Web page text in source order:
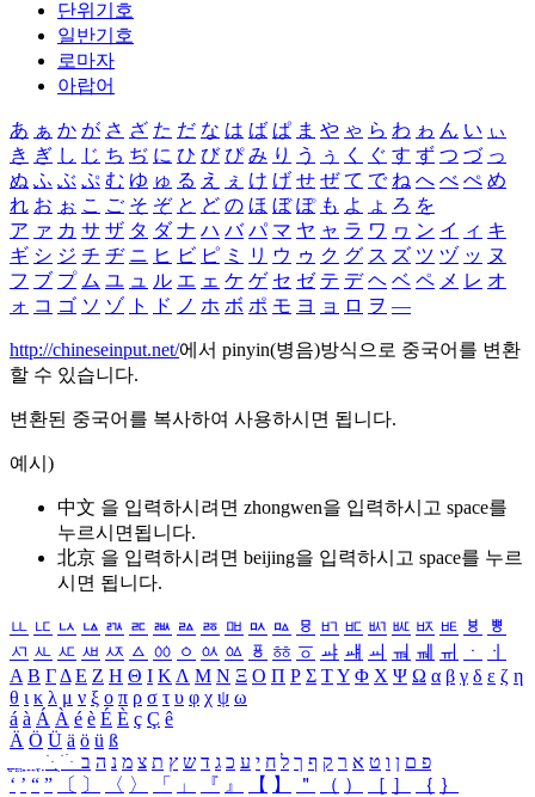
단위기호
일반기호
로마자
아랍어
あ ぁ か が さ ざ た だ な は ば ぱ ま や ゃ ら わ ゎ ん い ぃ
き ぎ し じ ち ぢ に ひ び ぴ み り う ぅ く ぐ す ず つ づ っ
ぬ ふ ぶ ぷ む ゆ ゅ る え ぇ け げ せ ぜ て で ね へ べ ぺ め
れ お ぉ こ ご そ ぞ と ど の ほ ぼ ぽ も よ ょ ろ を
ア ァ カ サ ザ タ ダ ナ ハ バ パ マ ヤ ャ ラ ワ ヮ ン イ ィ キ
ギ シ ジ チ ヂ ニ ヒ ビ ピ ミ リ ウ ゥ ク グ ス ズ ツ ヅ ッ ヌ
フ ブ プ ム ユ ュ ル エ ェ ケ ゲ セ ゼ テ デ ヘ ベ ペ メ レ オ
ォ コ ゴ ソ ゾ ト ド ノ ホ ボ ポ モ ヨ ョ ロ ヲ ―
http://chineseinput.net/에서 pinyin(병음)방식으로 중국어를 변환
할 수 있습니다.
변환된 중국어를 복사하여 사용하시면 됩니다.
예시)
中文 을 입력하시려면 zhongwen을 입력하시고 space를
누르시면됩니다.
北京 을 입력하시려면 beijing을 입력하시고 space를 누르
시면 됩니다.
ㅥ ㅦ ㅧ ㅨ ㅩ ㅪ ㅫ ㅬ ㅭ ㅮ ㅯ ㅰ ㅱ ㅲ ㅳ ㅴ ㅵ ㅶ ㅷ ㅸ
ㅹ
ㅺ ㅻ ㅼ ㅽ ㅾ ㅿ ㆀ ㆁ ㆂ ㆃ ㆄ ㆅ ㆆ ㆇ ㆈ ㆉ ㆊ ㆋ ㆌ ㆍ
ㆎ
Α Β ΓΔ Ε Ζ Η Θ Ι ΚΛ Μ Ν Ξ Ο Π Ρ Σ ΤΥ Φ Χ Ψ Ω α β γ δ ε ζ η
θ ι κ λ μ ν ξ ο π ρ σ τ υ φ χ ψ ω
á à Á À é è É È ç Ç ê
Ä Ö Ü ä ö ü ß
ִֶֹ ֻּ ׁׂ פ ם ן ו ט א ר ק ף ך ל ח י ע כ ג ד ש ץ ת צ מ נ ה ב
‘ ’ “ ” 〔 〕 〈 〉 「 」 『 』 【 】 ＂ （ ） ［ ］ ｛ ｝